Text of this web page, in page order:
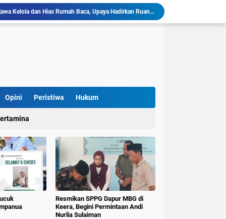
Diinisiasi oleh Mahasiswa KKN Unhas Gel.116
Mahasiswa KKN-T Unhas Gelombang 116 di Desa Simpellu Kembangkan Semprot Antinyamuk Alami
Mahasiswa KKN-T Literasi Unhas Laksanakan Kunjungan Literasi ke Rumah Baca Lo’mo Topejawa Bersama Siswa UPT SDN 66 Kajang
Opini Peristiwa Hukum
Resmikan SPPG Dapur MBG di
Keera, Begini Permintaan Andi
Nurlia Sulaiman